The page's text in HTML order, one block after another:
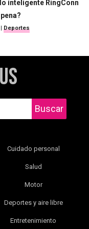
inteligente RingConn
Deportes
Buscar
Cuidado personal
Salud
Motor
Deportes y aire libre
Entretenimiento